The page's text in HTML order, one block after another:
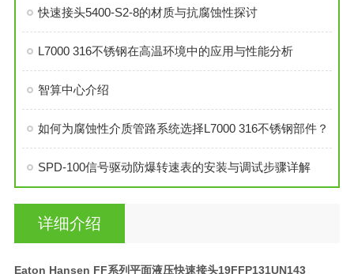
快速接头5400-S2-8的材质与抗腐蚀性探讨
L7000 316不锈钢在高温环境中的应用与性能分析
智算中心介绍
如何为腐蚀性介质管路系统选择L7000 316不锈钢部件？
SPD-100信号驱动防爆转速表的安装与调试步骤详解
详细介绍
Eaton Hansen FF系列平面液压快速接头19FFP131UN143